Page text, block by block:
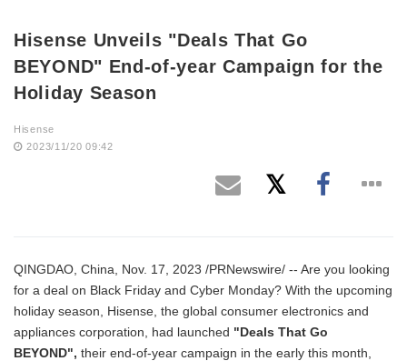
Hisense Unveils "Deals That Go
BEYOND" End-of-year Campaign for the
Holiday Season
Hisense
2023/11/20 09:42
QINGDAO, China, Nov. 17, 2023 /PRNewswire/ -- Are you looking
for a deal on Black Friday and Cyber Monday? With the upcoming
holiday season, Hisense, the global consumer electronics and
appliances corporation, had launched "Deals That Go
BEYOND", their end-of-year campaign in the early this month,